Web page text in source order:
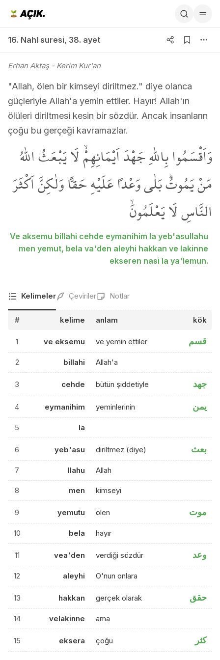
16. Nahl suresi, 38. ayet
Erhan Aktaş- Kerim Kur'an
"Allah, ölen bir kimseyi diriltmez." diye olanca
güçleriyle Allah'a yemin ettiler. Hayır! Allah'ın
ölüleri diriltmesi kesin bir sözdür. Ancak insanların
çoğu bu gerçeği kavramazlar.
وَاَقْسَمُوا بِاللّٰهِ جَهْدَ اَيْمَانِهِمْۙ لَا يَبْعَثُ اللّٰهُ
مَنْ يَمُوتُۜ بَلٰى وَعْداً عَلَيْهِ حَقاًّ وَلٰكِنَّ اَكْثَرَ
النَّاسِ لَا يَعْلَمُونَۙ
Ve aksemu billahi cehde eymanihim la yeb'asullahu
men yemut, bela va'den aleyhi hakkan ve lakinne
ekseren nasi la ya'lemun.
Kelimeler Çeviriler Notlar
# kelime anlam kök
1 ve eksemu ve yemin ettiler قسم
2 billahi Allah'a
3 cehde bütün şiddetiyle جهد
4 eymanihim yeminlerinin يمن
5 la
6 yeb'asu diriltmez (diye) بعث
7 llahu Allah
8 men kimseyi
9 yemutu ölen موت
10 bela hayır
11 vea'den verdiği sözdür وعد
12 aleyhi O'nun onlara
13 hakkan gerçek olarak حقق
14 velakinne ama
15 eksera çoğu كثر